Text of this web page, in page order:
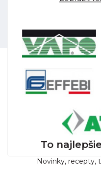
To
Novinky, recepty,